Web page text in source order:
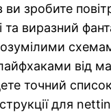
ви зробите
та виразний
від
точний
для